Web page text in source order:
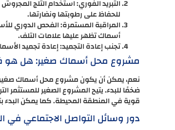
التبريد الفوري: استخدام الثلج
للحفاظ على رطوبتها ونضارتها.
المراقبة المستمرة: الفحص الدوري
أسماك تظهر عليها علامات التلف.
تجنب إعادة التجميد: إعادة تجميد
مشروع محل أسماك صغير: هل هو
نعم، يمكن أن يكون مشروع محل أسماك صغير
ضخمًا للبدء. يتيح المشروع الصغير للمستثمر
قوية في المنطقة المحيطة. كما يمكن البدء
دور وسائل التواصل الاجتماعي في